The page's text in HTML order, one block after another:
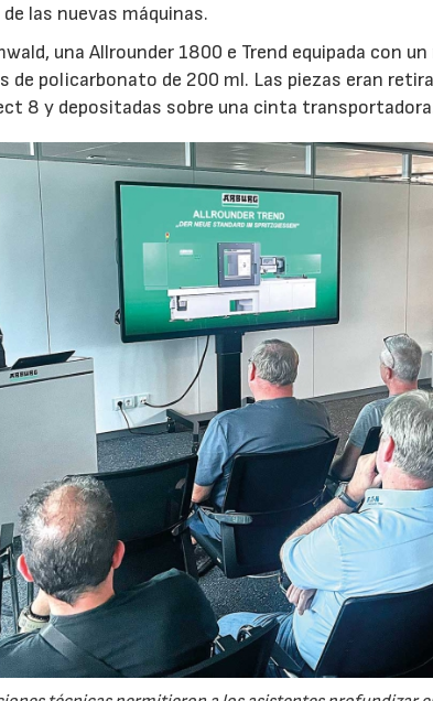
las nuevas máquinas.
una Allrounder 1800 e Trend equipada con
de policarbonato de 200 ml. Las piezas eran
8 y depositadas sobre una cinta